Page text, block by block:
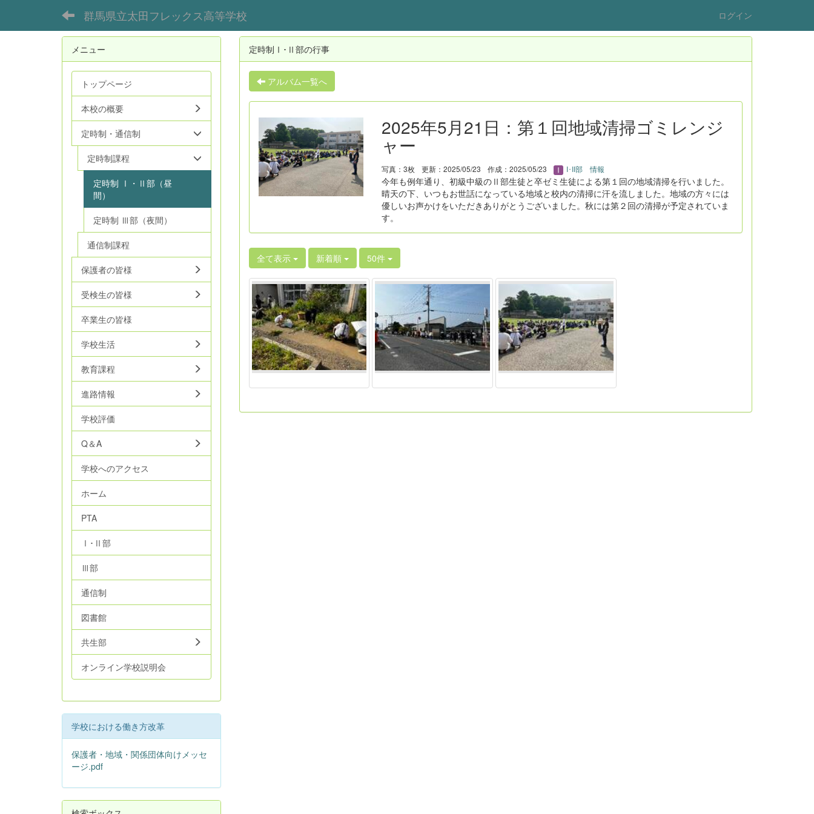
群馬県立太田フレックス高等学校 ログイン
定時制Ⅰ･Ⅱ部の行事
アルバム一覧へ
2025年5月21日：第１回地域清掃ゴミレンジ
ャー
写真：3枚 更新：2025/05/23 作成：2025/05/23 I･II部 情報
今年も例年通り、初級中級のⅡ部生徒と卒ゼミ生徒による第１回の地域清掃を行いました。
晴天の下、いつもお世話になっている地域と校内の清掃に汗を流しました。地域の方々には
優しいお声かけをいただきありがとうございました。秋には第２回の清掃が予定されていま
す。
全て表示 新着順 50件
メニュー
トップページ
本校の概要
定時制・通信制
定時制課程
定時制 Ⅰ・Ⅱ部（昼
間）
定時制 Ⅲ部（夜間）
通信制課程
保護者の皆様
受検生の皆様
卒業生の皆様
学校生活
教育課程
進路情報
学校評価
Q＆A
学校へのアクセス
ホーム
PTA
Ⅰ･Ⅱ部
Ⅲ部
通信制
図書館
共生部
オンライン学校説明会
学校における働き方改革
保護者・地域・関係団体向けメッセ
ージ.pdf